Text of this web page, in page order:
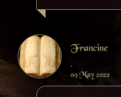
Francine
,
09 May 2022